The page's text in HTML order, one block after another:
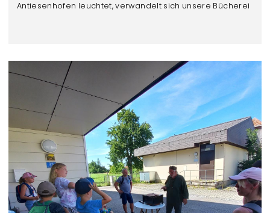
Antiesenhofen leuchtet, verwandelt sich unsere Bücherei